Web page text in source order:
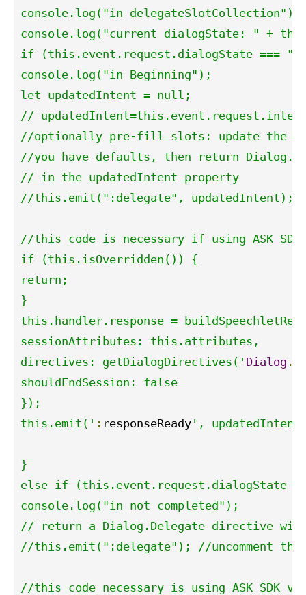
console.log("in delegateSlotCollection");
console.log("current dialogState: " +
if (this.event.request.dialogState ===
console.log("in Beginning");
let updatedIntent = null;
//
//optionally pre-fill slots: update the
//you have defaults, then return
// in the updatedIntent property
//this.emit(":delegate", updatedIntent); //
//this code is necessary if using ASK
if (this.isOverridden()) {
return;
}
this.handler.response =
sessionAttributes: this.attributes,
directives: getDialogDirectives(' Dialog .
shouldEndSession: false
});
this.emit(' : responseReady ',
}
else if (this.event.request.dialogState !==
console.log("in not completed");
// return a Dialog.Delegate directive
//this.emit(":delegate"); //uncomment this
//this code necessary is using ASK SDK